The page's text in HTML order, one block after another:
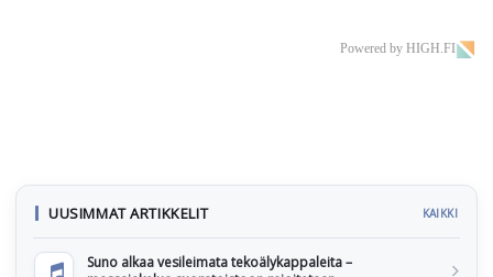
Powered by HIGH.FI
UUSIMMAT ARTIKKELIT KAIKKI
Suno alkaa vesileimata tekoälykappaleita –